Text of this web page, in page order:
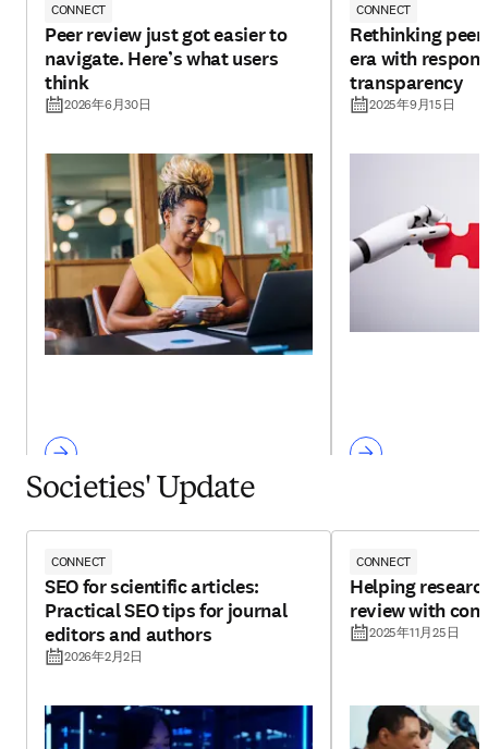
CONNECT
Peer review just got easier to
navigate. Here’s what users
think
2026年6月30日
CONNECT
Rethinking
era with
transparency
2025年9月15日
Societies' Update
CONNECT
SEO for scientific articles:
Practical SEO tips for journal
editors and authors
2026年2月2日
CONNECT
Helping
review with
2025年11月25日